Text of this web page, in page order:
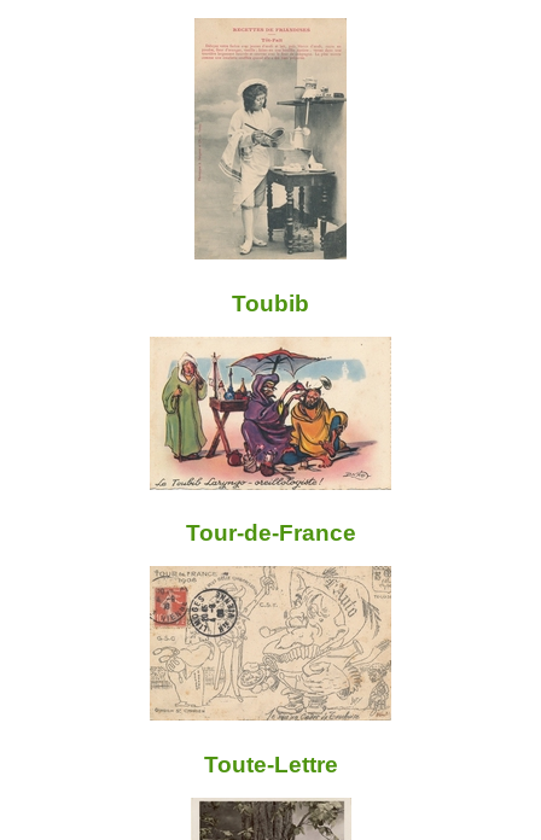
Toubib
Tour-de-France
Toute-Lettre